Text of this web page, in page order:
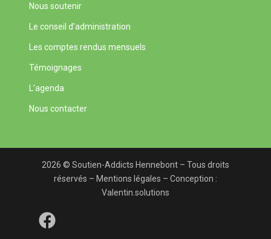
Nous soutenir
Le conseil d’administration
Les comptes rendus mensuels
Témoignages
L’agenda
Nous contacter
2026 © Soutien-Addicts Hennebont – Tous droits
réservés – Mentions légales – Conception :
Valentin.solutions